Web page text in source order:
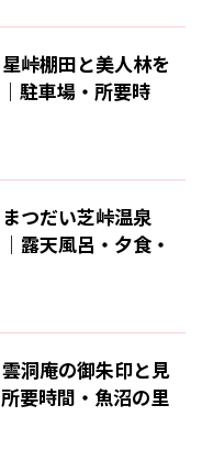
星峠棚田と美人林を
駐車場・所要時
まつだい芝峠温泉
露天風呂・夕食・
雲洞庵の御朱印と見
要時間・魚沼の里